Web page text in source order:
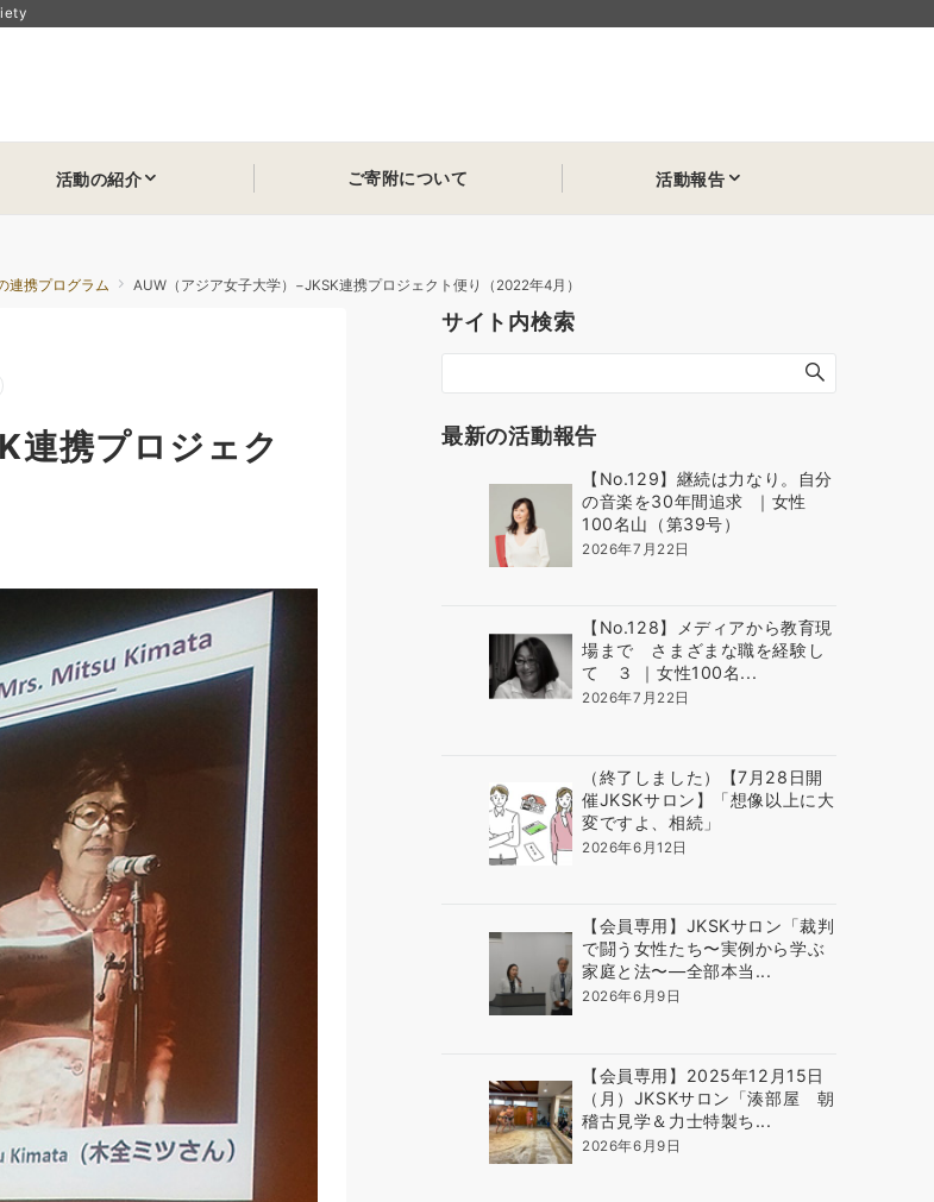
活動の紹介 ご寄附について 活動報告
連携プログラム AUW（アジア女子大学）−JKSK連携プロジェクト便り（2022年4月）
連携プロジェク
サイト内検索
最新の活動報告
【No.129】継続は力なり。自分
の音楽を30年間追求 ｜女性
100名山（第39号）
2026年7月22日
【No.128】メディアから教育現
場まで さまざまな職を経験し
て ３ ｜女性100名...
2026年7月22日
（終了しました）【7月28日開
催JKSKサロン】「想像以上に大
変ですよ、相続」
2026年6月12日
【会員専用】JKSKサロン「裁判
で闘う女性たち〜実例から学ぶ
家庭と法〜―全部本当...
2026年6月9日
【会員専用】2025年12月15日
（月）JKSKサロン「湊部屋 朝
稽古見学＆力士特製ち...
2026年6月9日